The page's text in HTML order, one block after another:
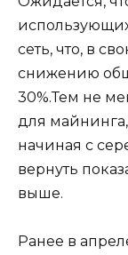
сеть, что, в
снижению
30%.Тем не
для майнинга,
начиная с
вернуть
выше.
Ранее в